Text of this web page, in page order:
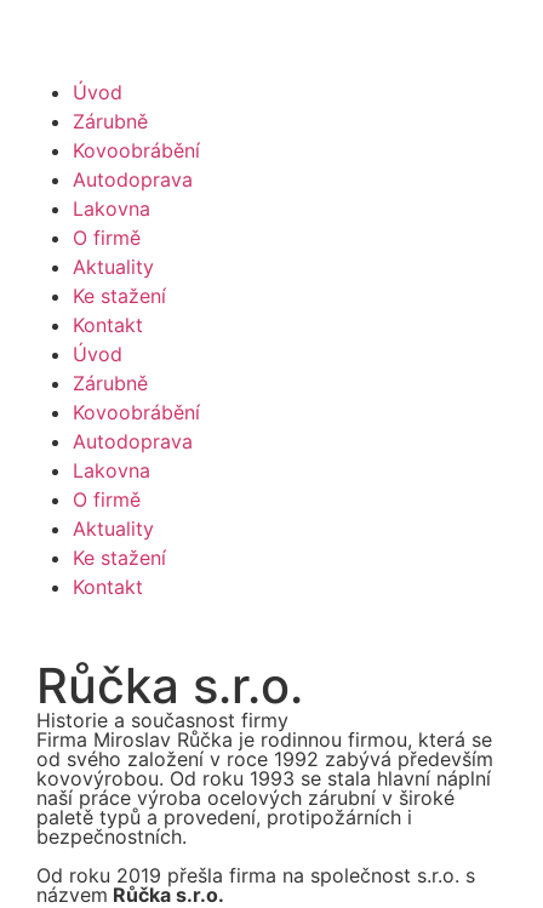
Úvod
Zárubně
Kovoobrábění
Autodoprava
Lakovna
O firmě
Aktuality
Ke stažení
Kontakt
Úvod
Zárubně
Kovoobrábění
Autodoprava
Lakovna
O firmě
Aktuality
Ke stažení
Kontakt
Růčka s.r.o.
Historie a současnost firmy
Firma Miroslav Růčka je rodinnou firmou, která se
od svého založení v roce 1992 zabývá především
kovovýrobou. Od roku 1993 se stala hlavní náplní
naší práce výroba ocelových zárubní v široké
paletě typů a provedení, protipožárních i
bezpečnostních.
Od roku 2019 přešla firma na společnost s.r.o. s
názvem Růčka s.r.o.